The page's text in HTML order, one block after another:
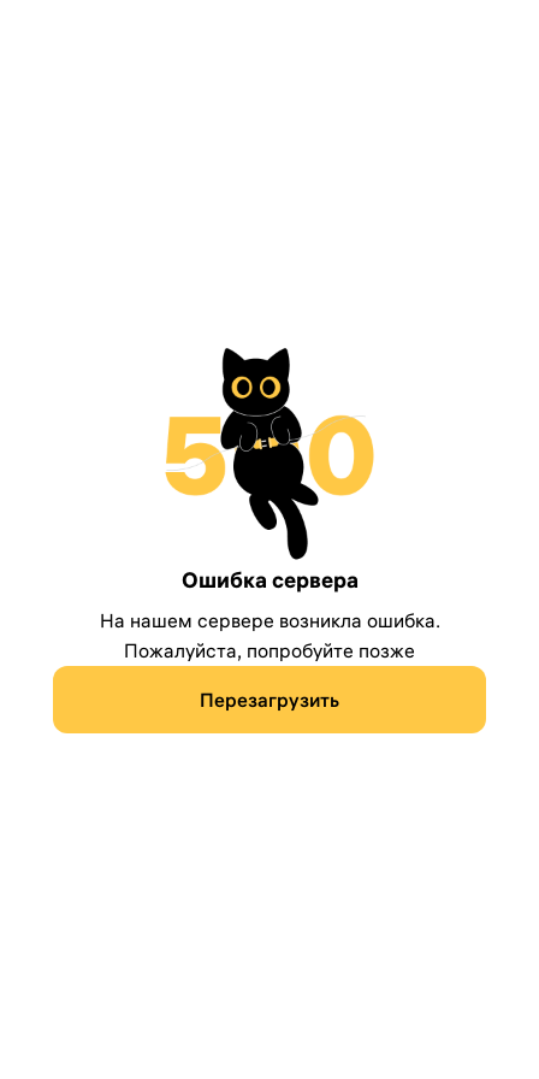
Ошибка сервера
На нашем сервере возникла ошибка.
Пожалуйста, попробуйте позже
Перезагрузить